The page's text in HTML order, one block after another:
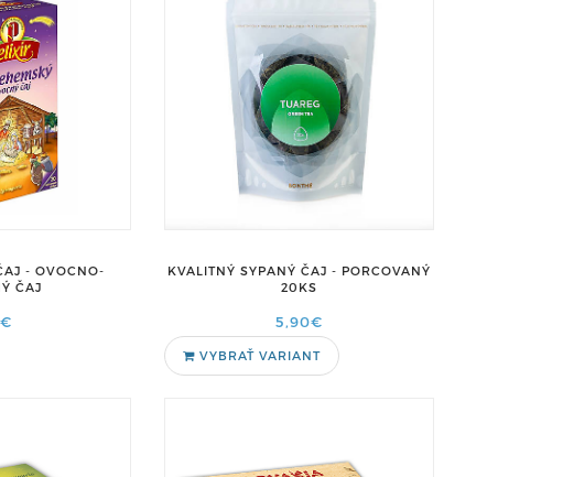
- OVOCNO-
ČAJ
KVALITNÝ SYPANÝ ČAJ - PORCOVANÝ
20KS
5,90€
VYBRAŤ VARIANT